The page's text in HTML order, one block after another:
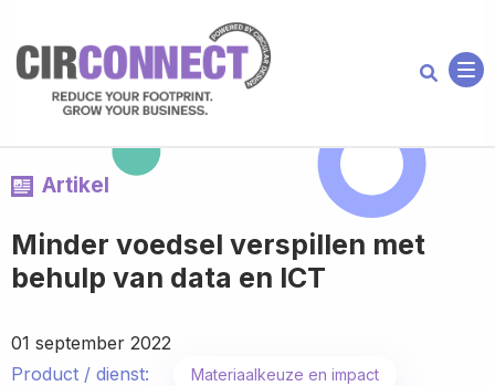
Artikel
Minder voedsel verspillen met
behulp van data en ICT
01 september 2022
Product / dienst:
Materiaalkeuze en impact